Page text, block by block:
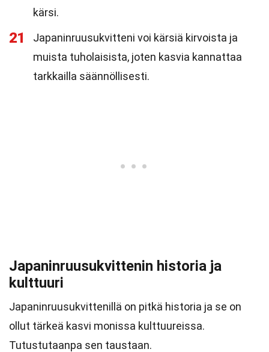
kärsi.
21
Japaninruusukvitteni voi kärsiä kirvoista ja
muista tuholaisista, joten kasvia kannattaa
tarkkailla säännöllisesti.
Japaninruusukvittenin historia ja
kulttuuri
Japaninruusukvittenillä on pitkä historia ja se on
ollut tärkeä kasvi monissa kulttuureissa.
Tutustutaanpa sen taustaan.